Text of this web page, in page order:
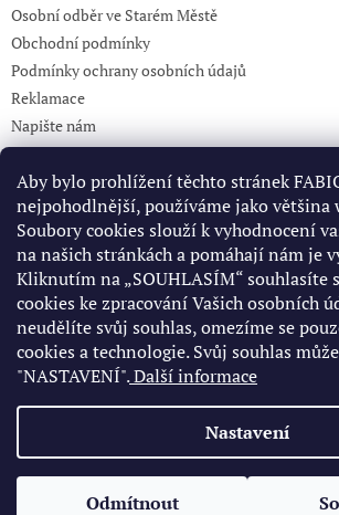
Aby bylo prohlížení těchto stránek
nejpohodlnější, používáme jako většina
Soubory cookies slouží k vyhodnocení
na našich stránkách a pomáhají nám je
Kliknutím na „SOUHLASÍM“ souhlasíte
cookies ke zpracování Vašich osobních
neudělíte svůj souhlas, omezíme se
cookies a technologie. Svůj souhlas
"NASTAVENÍ".Další informace
Nastavení
Odmítnout
Osobní odběr ve Starém Městě
Obchodní podmínky
Podmínky ochrany osobních údajů
Reklamace
Napište nám
KONTAKT 732765499
Pinterest
Facebook
Vytvořil Shoptet
Copyright 2026fabiony.cz . Všechna